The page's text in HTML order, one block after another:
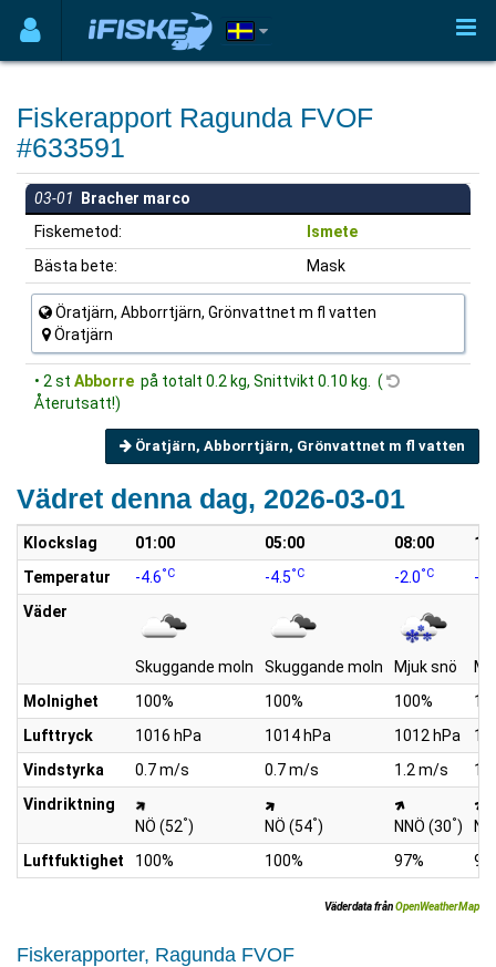
Fiskerapport Ragunda FVOF
#633591
03-01
Bracher marco
Fiskemetod:
Ismete
Bästa bete:
Mask
Öratjärn, Abborrtjärn, Grönvattnet m fl vatten
Öratjärn
• 2 st Abborre på totalt 0.2 kg, Snittvikt 0.10 kg. (
Återutsatt!)
Öratjärn, Abborrtjärn, Grönvattnet m fl vatten
Vädret denna dag, 2026-03-01
Klockslag 01:00 05:00 08:00
Temperatur
-4.6°C -4.5°C -2.0°C
-
Väder
Skuggande moln Skuggande moln Mjuk snö
Molnighet
100% 100% 100%
Lufttryck
1016 hPa 1014 hPa 1012 hPa
Vindstyrka
0.7 m/s 0.7 m/s 1.2 m/s
Vindriktning
NÖ (52°) NÖ (54°) NNÖ (30°)
Luftfuktighet
100% 100% 97%
Väderdata frånOpenWeatherMap
Fiskerapporter, Ragunda FVOF